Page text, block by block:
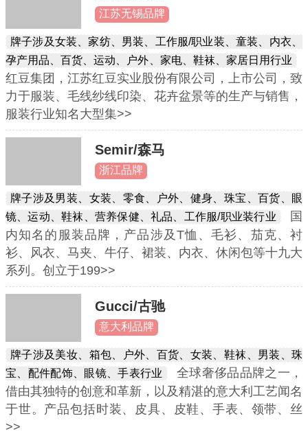
江苏无锡品牌
牌子涉及女装、家纺、男装、工作服/职业装、童装、内衣、
孕产用品、百货、运动、户外、家电、鞋袜、家居日用行业
红豆集团，江苏红豆实业股份有限公司，上市公司，致
力于服装、毛线纱线印染、花卉盆景等的生产与销售，
服装行业知名大型集>>
Semir/森马
浙江品牌
牌子涉及男装、女装、零食、户外、健身、珠宝、百货、眼
镜、运动、鞋袜、营养保健、礼品、工作服/职业装行业
国
内知名的服装品牌，产品涉及T恤、毛衫、茄克、衬
衫、风衣、马夹、牛仔、裙装、内衣、休闲包等十九大
系列。创立于199>>
Gucci/古驰
意大利品牌
牌子涉及美妆、箱包、户外、百货、女装、鞋袜、男装、珠
宝、配件配饰、眼镜、手表行业
全球奢侈品品牌之一，
借由其独特的创意和革新，以及精湛的意大利工艺闻名
于世。产品包括时装、皮具、皮鞋、手表、领带、丝
>>